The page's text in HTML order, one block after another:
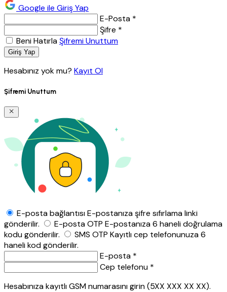
Google ile Giriş Yap
E-Posta *
Şifre *
Beni HatırlaŞifremi Unuttum
Giriş Yap
Hesabınız yok mu? Kayıt Ol
Şifremi Unuttum
E-posta bağlantısıE-postanıza şifre sıfırlama linki
gönderilir.
E-posta OTP E-postanıza 6 haneli doğrulama
kodu gönderilir.
SMS OTP Kayıtlı cep telefonunuza 6
haneli kod gönderilir.
E-posta *
Cep telefonu *
Hesabınıza kayıtlı GSM numarasını girin (5XX XXX XX XX).